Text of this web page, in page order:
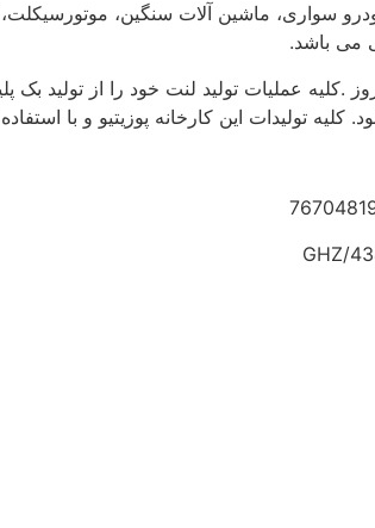
سواری، ماشین آلات سنگین،
می باشد.
عملیات تولید لنت خود را از تولید بک
این کارخانه پوزیتیو و با استفاده